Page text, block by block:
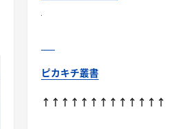
ピカキチ叢書
↑↑↑↑↑↑↑↑↑↑↑↑↑